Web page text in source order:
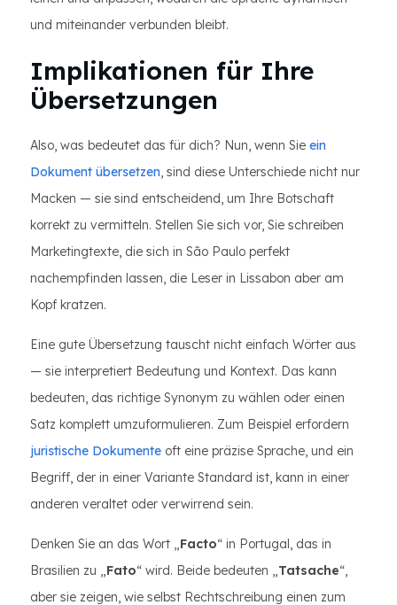
und miteinander verbunden bleibt.
Implikationen für Ihre
Übersetzungen
Also, was bedeutet das für dich? Nun, wenn Sie ein
Dokument übersetzen, sind diese Unterschiede nicht nur
Macken — sie sind entscheidend, um Ihre Botschaft
korrekt zu vermitteln. Stellen Sie sich vor, Sie schreiben
Marketingtexte, die sich in São Paulo perfekt
nachempfinden lassen, die Leser in Lissabon aber am
Kopf kratzen.
Eine gute Übersetzung tauscht nicht einfach Wörter aus
— sie interpretiert Bedeutung und Kontext. Das kann
bedeuten, das richtige Synonym zu wählen oder einen
Satz komplett umzuformulieren. Zum Beispiel erfordern
juristische Dokumente oft eine präzise Sprache, und ein
Begriff, der in einer Variante Standard ist, kann in einer
anderen veraltet oder verwirrend sein.
Denken Sie an das Wort „Facto“ in Portugal, das in
Brasilien zu „Fato“ wird. Beide bedeuten „Tatsache“,
aber sie zeigen, wie selbst Rechtschreibung einen zum